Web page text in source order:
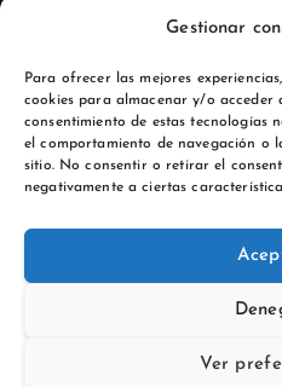
Gestionar
Para ofrecer las mejores
cookies para almacenar y/o acceder
consentimiento de estas tecnologías
el comportamiento de navegación o
sitio. No consentir o retirar el
negativamente a ciertas
Ver
Política de privacidad
Desert